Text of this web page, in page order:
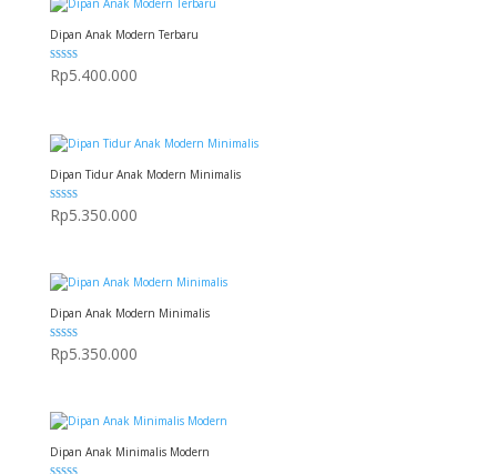
Dipan Anak Modern Terbaru
Dinilai
5.00
dari 5
Rp5.400.000
Dipan Tidur Anak Modern Minimalis
Dinilai
5.00
dari 5
Rp5.350.000
Dipan Anak Modern Minimalis
Dinilai
5.00
dari 5
Rp5.350.000
Dipan Anak Minimalis Modern